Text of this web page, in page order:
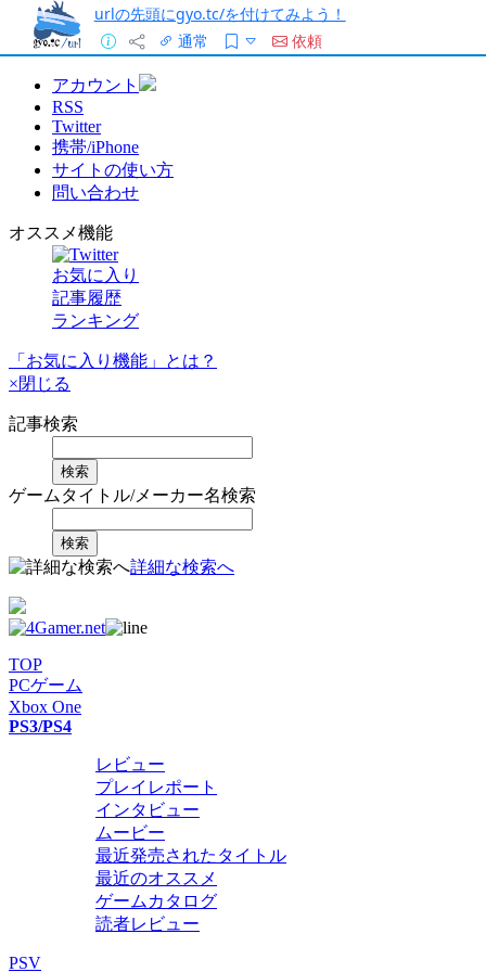
urlの先頭にgyo.tc/を付けてみよう！
通常
依頼